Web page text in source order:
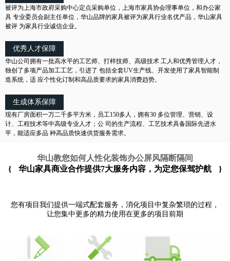
被评为上海市政府采购中心定点采购单位，上海市家具协会理事单位，和办公家
具 专业委员会副主任单位，华山品牌的家具被评为家具行业名优产品，华山家具
被评 为家具行业诚信企业。
优秀人才保障
华山公司拥有一批高水平的工艺师、打样技师、高级技术 工人和优秀管理人才，
独创了多项产品加工工艺，引进了 包括全套UV生产线、开发使用了家具智能制
造系统，适 应个性化订制和高品质要求的家具消费趋势。
生成体系保障
现有厂房面积一万二千多平方米，员工150多人，拥有30 多位管理、营销、设
计、工程技术等中高级专业人才；公 司的生产流程、工艺技术具备国际先进水
平，能适应多品 种高品质快速供货服务需求。
华山教您如何人性化装饰办公屏风隔断隔间
{
华山家具商业合作提供7大服务内容，为定您保驾护航 }
您有项目我们提供一端式配套服务，消化项目中复杂繁琐的过程，
让您集中更多的精力使用在更多的项目前期